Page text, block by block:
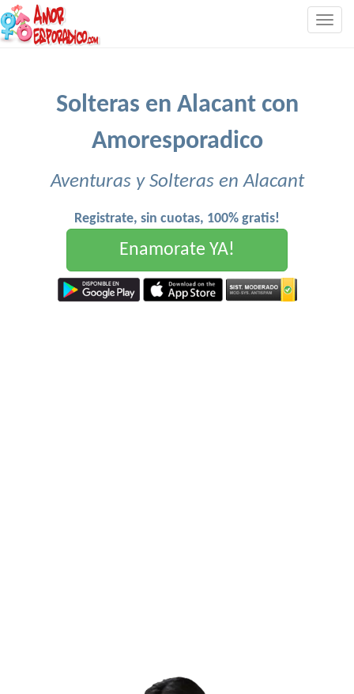
Solteras en Alacant con
Amoresporadico
Aventuras y Solteras en Alacant
Registrate, sin cuotas, 100% gratis!
Enamorate YA!